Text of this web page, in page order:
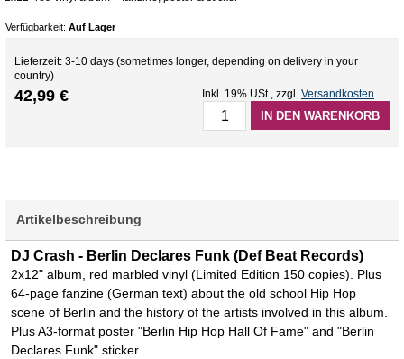
Verfügbarkeit: Auf Lager
Lieferzeit: 3-10 days (sometimes longer, depending on delivery in your
country)
42,99 € Inkl. 19% USt., zzgl. Versandkosten
IN DEN WARENKORB
Artikelbeschreibung
DJ Crash - Berlin Declares Funk (Def Beat Records)
2x12" album, red marbled vinyl (Limited Edition 150 copies). Plus
64-page fanzine (German text) about the old school Hip Hop
scene of Berlin and the history of the artists involved in this album.
Plus A3-format poster "Berlin Hip Hop Hall Of Fame" and "Berlin
Declares Funk" sticker.